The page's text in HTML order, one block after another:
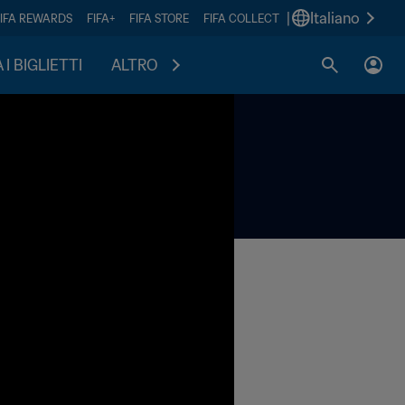
REWARDS FIFA+ FIFA STORE FIFA COLLECT Italiano
I BIGLIETTI ALTRO